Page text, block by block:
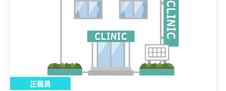
正職員